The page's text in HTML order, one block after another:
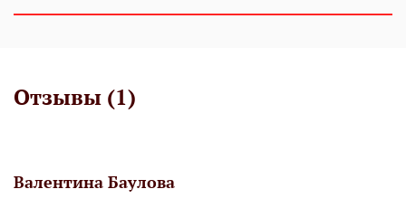
Отзывы (1)
Валентина Баулова